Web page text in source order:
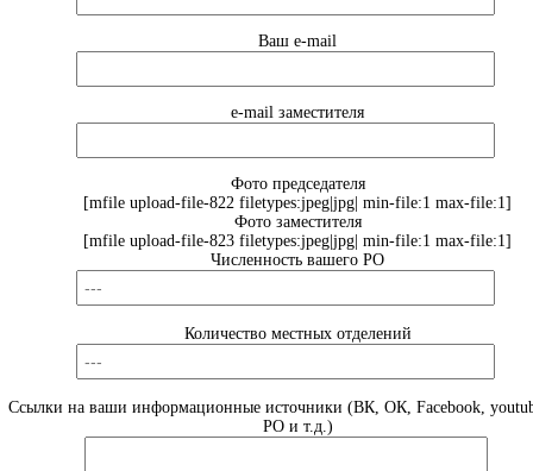
Ваш e-mail
e-mail заместителя
Фото председателя
[mfile upload-file-822 filetypes:jpeg|jpg| min-file:1 max-file:1]
Фото заместителя
[mfile upload-file-823 filetypes:jpeg|jpg| min-file:1 max-file:1]
Численность вашего РО
Количество местных отделений
Ссылки на ваши информационные источники (ВК, ОК, Facebook,
РО и т.д.)